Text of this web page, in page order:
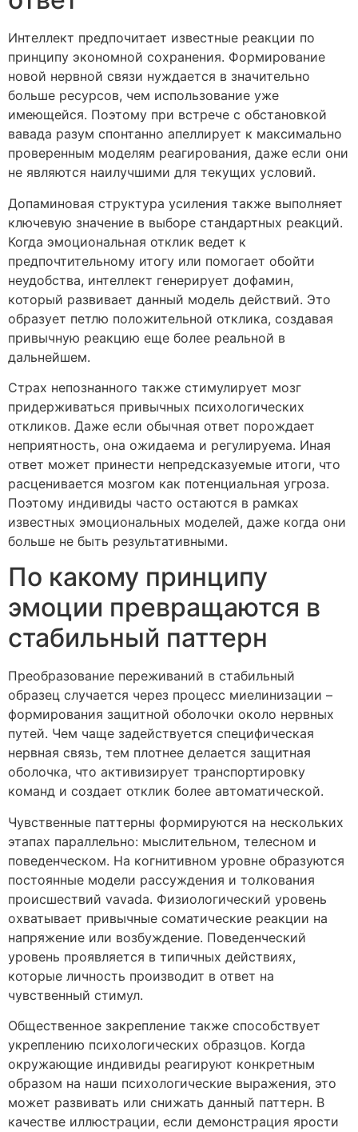
Интеллект предпочитает известные реакции по
принципу экономной сохранения. Формирование
новой нервной связи нуждается в значительно
больше ресурсов, чем использование уже
имеющейся. Поэтому при встрече с обстановкой
вавада разум спонтанно апеллирует к максимально
проверенным моделям реагирования, даже если они
не являются наилучшими для текущих условий.
Допаминовая структура усиления также выполняет
ключевую значение в выборе стандартных реакций.
Когда эмоциональная отклик ведет к
предпочтительному итогу или помогает обойти
неудобства, интеллект генерирует дофамин,
который развивает данный модель действий. Это
образует петлю положительной отклика, создавая
привычную реакцию еще более реальной в
дальнейшем.
Страх непознанного также стимулирует мозг
придерживаться привычных психологических
откликов. Даже если обычная ответ порождает
неприятность, она ожидаема и регулируема. Иная
ответ может принести непредсказуемые итоги, что
расценивается мозгом как потенциальная угроза.
Поэтому индивиды часто остаются в рамках
известных эмоциональных моделей, даже когда они
больше не быть результативными.
По какому принципу
эмоции превращаются в
стабильный паттерн
Преобразование переживаний в стабильный
образец случается через процесс миелинизации –
формирования защитной оболочки около нервных
путей. Чем чаще задействуется специфическая
нервная связь, тем плотнее делается защитная
оболочка, что активизирует транспортировку
команд и создает отклик более автоматической.
Чувственные паттерны формируются на нескольких
этапах параллельно: мыслительном, телесном и
поведенческом. На когнитивном уровне образуются
постоянные модели рассуждения и толкования
происшествий vavada. Физиологический уровень
охватывает привычные соматические реакции на
напряжение или возбуждение. Поведенческий
уровень проявляется в типичных действиях,
которые личность производит в ответ на
чувственный стимул.
Общественное закрепление также способствует
укреплению психологических образцов. Когда
окружающие индивиды реагируют конкретным
образом на наши психологические выражения, это
может развивать или снижать данный паттерн. В
качестве иллюстрации, если демонстрация ярости